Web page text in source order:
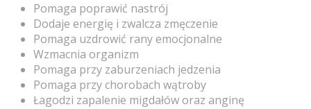
Pomaga poprawić nastrój
Dodaje energię i zwalcza zmęczenie
Pomaga uzdrowić rany emocjonalne
Wzmacnia organizm
Pomaga przy zaburzeniach jedzenia
Pomaga przy chorobach wątroby
Łagodzi zapalenie migdałów oraz anginę